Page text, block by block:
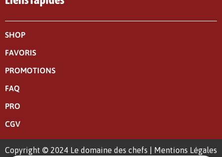
SHOP
FAVORIS
PROMOTIONS
FAQ
PRO
CGV
Copyright © 2024 Le domaine des chefs | Mentions Légales